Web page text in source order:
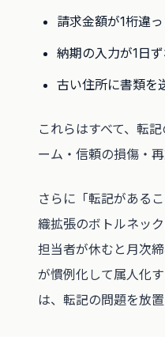
請求金額が1桁違
納期の入力が1日
古い住所に書類を
これらはすべて、転
ーム・信頼の損傷・
さらに「転記がある
織拡張のボトルネッ
担当者が休むと月次
が慣例化して属人化
は、転記の問題を放